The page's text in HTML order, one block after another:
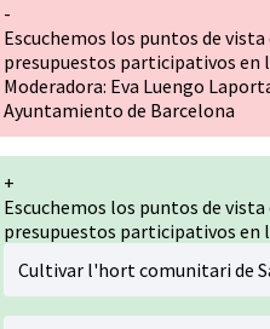
-
Escuchemos los puntos de
presupuestos participativos en
Moderadora: Eva Luengo
Ayuntamiento de Barcelona
+
Escuchemos los puntos de
presupuestos participativos en
Cultivar l'hort comunitari de